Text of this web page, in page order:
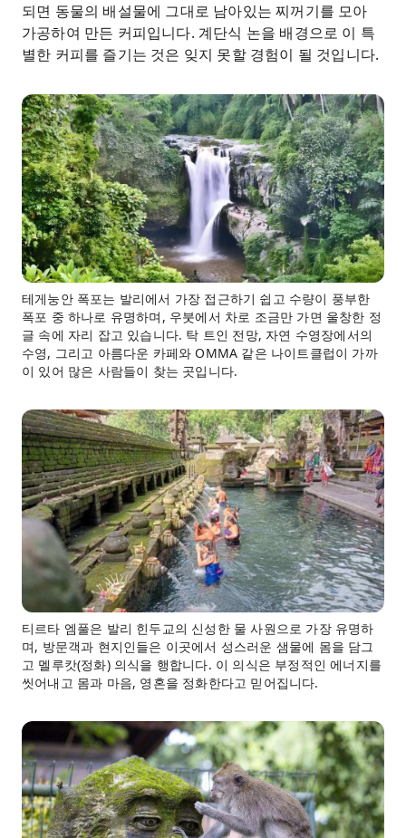
되면 동물의 배설물에 그대로 남아있는 찌꺼기를 모아
가공하여 만든 커피입니다. 계단식 논을 배경으로 이 특
별한 커피를 즐기는 것은 잊지 못할 경험이 될 것입니다.
테게눙안 폭포는 발리에서 가장 접근하기 쉽고 수량이 풍부한
폭포 중 하나로 유명하며, 우붓에서 차로 조금만 가면 울창한 정
글 속에 자리 잡고 있습니다. 탁 트인 전망, 자연 수영장에서의
수영, 그리고 아름다운 카페와 OMMA 같은 나이트클럽이 가까
이 있어 많은 사람들이 찾는 곳입니다.
티르타 엠풀은 발리 힌두교의 신성한 물 사원으로 가장 유명하
며, 방문객과 현지인들은 이곳에서 성스러운 샘물에 몸을 담그
고 멜루캇(정화) 의식을 행합니다. 이 의식은 부정적인 에너지를
씻어내고 몸과 마음, 영혼을 정화한다고 믿어집니다.